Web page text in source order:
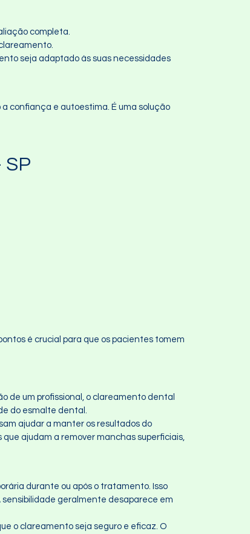
completa.
seja adaptado às suas necessidades
confiança e autoestima. É uma solução
SP
é crucial para que os pacientes tomem
de um profissional, o clareamento dental
do esmalte dental.
ajudar a manter os resultados do
ajudam a remover manchas superficiais,
durante ou após o tratamento. Isso
geralmente desaparece em
o clareamento seja seguro e eficaz. O